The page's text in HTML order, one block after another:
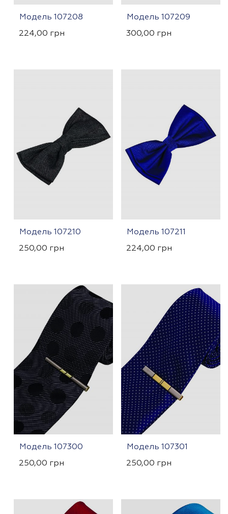
Модель 107208
224,00 грн
Модель 107209
300,00 грн
Модель 107210
250,00 грн
Модель 107211
224,00 грн
Модель 107300
250,00 грн
Модель 107301
250,00 грн